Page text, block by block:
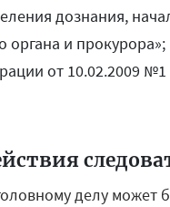
дознания,
органа и прокурора»;
от 10.02.2009
делу может